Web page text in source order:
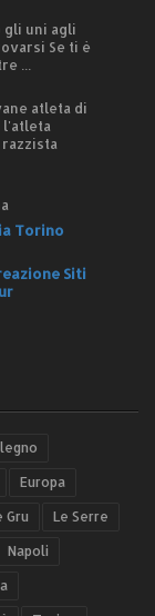
gli uni agli
Se ti è
...
atleta di
l'atleta
razzista
Torino
Siti
Europa
Gru Le Serre
Napoli